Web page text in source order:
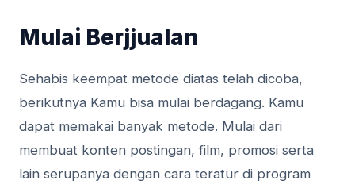
Mulai Berjjualan
Sehabis keempat metode diatas telah dicoba,
berikutnya Kamu bisa mulai berdagang. Kamu
dapat memakai banyak metode. Mulai dari
membuat konten postingan, film, promosi serta
lain serupanya dengan cara teratur di program